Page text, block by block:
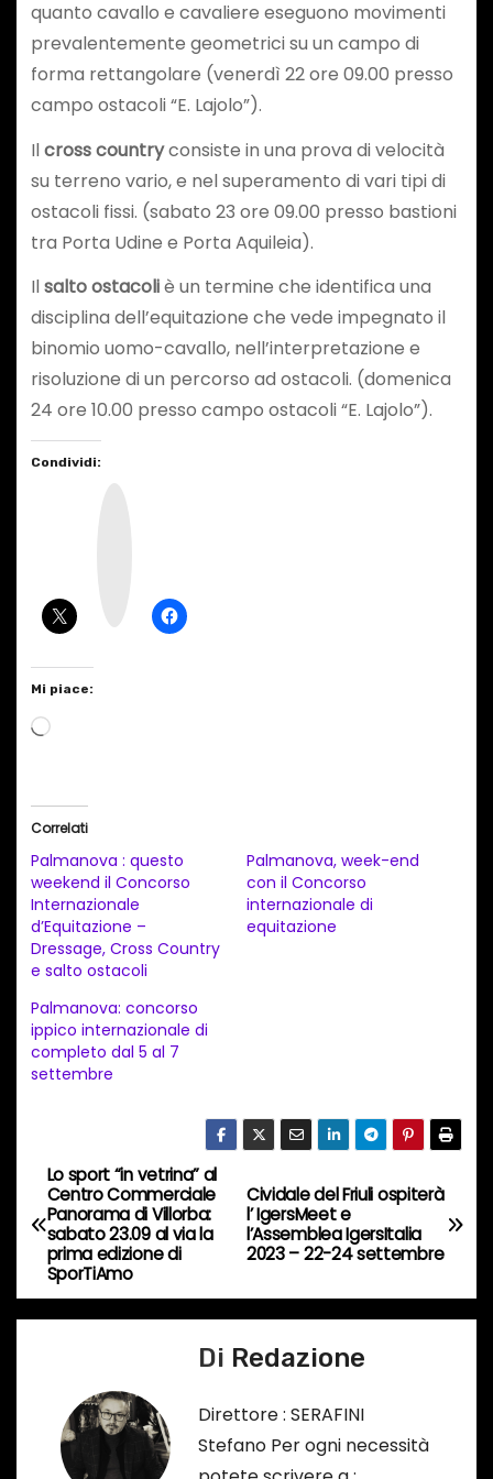
quanto cavallo e cavaliere eseguono movimenti
prevalentemente geometrici su un campo di
forma rettangolare (venerdì 22 ore 09.00 presso
campo ostacoli “E. Lajolo”).
Ilcross countryconsiste in una prova di velocità
su terreno vario, e nel superamento di vari tipi di
ostacoli fissi. (sabato 23 ore 09.00 presso bastioni
tra Porta Udine e Porta Aquileia).
Ilsalto ostacoliè un termine che identifica una
disciplina dell’equitazione che vede impegnato il
binomio uomo-cavallo, nell’interpretazione e
risoluzione di un percorso ad ostacoli. (domenica
24 ore 10.00 presso campo ostacoli “E. Lajolo”).
Condividi:
Mi piace:
C
a
m
e
n
t
o
i
r
s
o
…
Correlati
Palmanova : questo
weekend il Concorso
Internazionale
d’Equitazione –
Dressage, Cross Country
e salto ostacoli
Palmanova, week-end
con il Concorso
internazionale di
equitazione
Palmanova: concorso
ippico internazionale di
completo dal 5 al 7
settembre
N
a
v
i
Cividale del Friuli ospiterà
l’ IgersMeet e
l’Assemblea IgersItalia
2023 – 22-24 settembre
Lo sport “in vetrina” al
Centro Commerciale
Panorama di Villorba:
sabato 23.09 al via la
prima edizione di
SporTiAmo
Di Redazione
Direttore : SERAFINI
Stefano Per ogni necessità